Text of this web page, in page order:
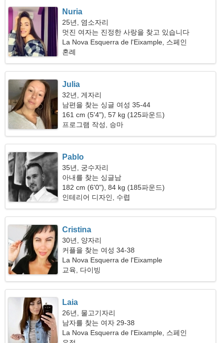
Nuria
25년, 염소자리
멋진 여자는 진정한 사랑을 찾고 있습니다
La Nova Esquerra de l'Eixample, 스페인
혼례
Julia
32년, 게자리
남편을 찾는 싱글 여성 35-44
161 cm (5'4"), 57 kg (125파운드)
프로그램 작성, 승마
Pablo
35년, 궁수자리
아내를 찾는 싱글남
182 cm (6'0"), 84 kg (185파운드)
인테리어 디자인, 수렵
Cristina
30년, 양자리
커플을 찾는 여성 34-38
La Nova Esquerra de l'Eixample
교육, 다이빙
Laia
26년, 물고기자리
남자를 찾는 여자 29-38
La Nova Esquerra de l'Eixample, 스페인